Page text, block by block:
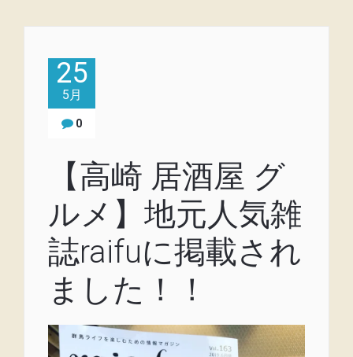
25
5月
0
【高崎 居酒屋 グ
ルメ】地元人気雑
誌raifuに掲載され
ました！！